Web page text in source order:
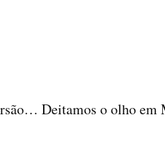
Deitamos o olho em